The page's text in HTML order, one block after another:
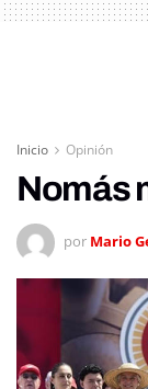
Inicio Opinión
Nomás
por Mario